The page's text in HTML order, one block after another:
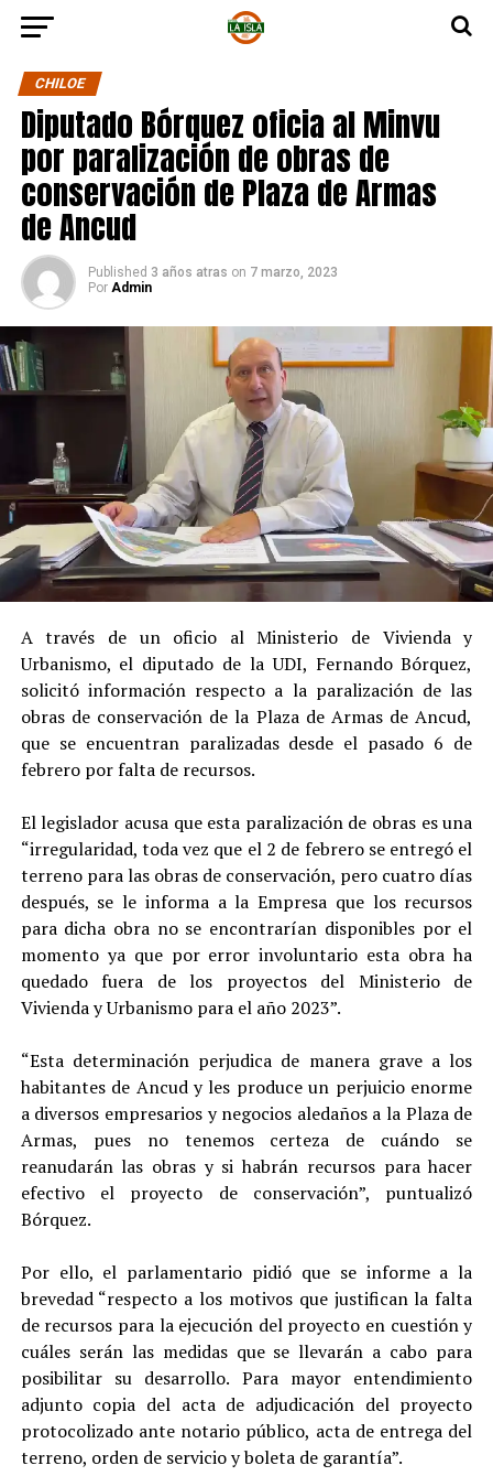
CHILOE
Diputado Bórquez oficia al Minvu
por paralización de obras de
conservación de Plaza de Armas
de Ancud
Published 3 años atras on 7 marzo, 2023
Por Admin
A través de un oficio al Ministerio de Vivienda y
Urbanismo, el diputado de la UDI, Fernando Bórquez,
solicitó información respecto a la paralización de las
obras de conservación de la Plaza de Armas de Ancud,
que se encuentran paralizadas desde el pasado 6 de
febrero por falta de recursos.
El legislador acusa que esta paralización de obras es una
“irregularidad, toda vez que el 2 de febrero se entregó el
terreno para las obras de conservación, pero cuatro días
después, se le informa a la Empresa que los recursos
para dicha obra no se encontrarían disponibles por el
momento ya que por error involuntario esta obra ha
quedado fuera de los proyectos del Ministerio de
Vivienda y Urbanismo para el año 2023”.
“Esta determinación perjudica de manera grave a los
habitantes de Ancud y les produce un perjuicio enorme
a diversos empresarios y negocios aledaños a la Plaza de
Armas, pues no tenemos certeza de cuándo se
reanudarán las obras y si habrán recursos para hacer
efectivo el proyecto de conservación”, puntualizó
Bórquez.
Por ello, el parlamentario pidió que se informe a la
brevedad “respecto a los motivos que justifican la falta
de recursos para la ejecución del proyecto en cuestión y
cuáles serán las medidas que se llevarán a cabo para
posibilitar su desarrollo. Para mayor entendimiento
adjunto copia del acta de adjudicación del proyecto
protocolizado ante notario público, acta de entrega del
terreno, orden de servicio y boleta de garantía”.